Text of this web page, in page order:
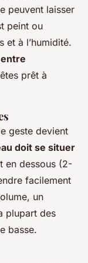
peuvent laisser
peint ou
et à l’humidité.
prêt à
geste devient
doit se situer
en dessous (2-
facilement
un
plupart des
basse.